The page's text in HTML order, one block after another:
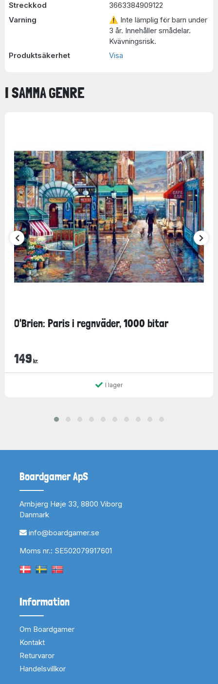
Streckkod
3663384909122
Varning
⚠ Inte lämplig för barn under
3 år. Innehåller smådelar.
Kvävningsrisk.
Produktsäkerhet
Visa
I SAMMA GENRE
O'Brien: Paris i regnväder, 1000 bitar
149 kr.
I lager
Boardgamer ApS
Arnbjerg Høje 33, 8800 Viborg
Danmark
info@boardgamer.se
Moms nr.: SE502079917601
Information
Om Boardgamer
Kontakt
Returvaror
Handelsvillkor